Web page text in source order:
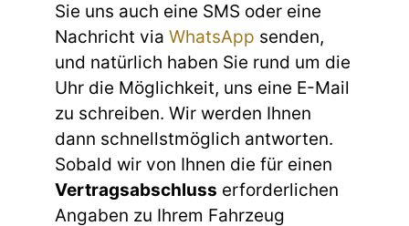
Sie uns auch eine SMS oder eine
Nachricht via WhatsApp senden,
und natürlich haben Sie rund um die
Uhr die Möglichkeit, uns eine E-Mail
zu schreiben. Wir werden Ihnen
dann schnellstmöglich antworten.
Sobald wir von Ihnen die für einen
Vertragsabschluss erforderlichen
Angaben zu Ihrem Fahrzeug